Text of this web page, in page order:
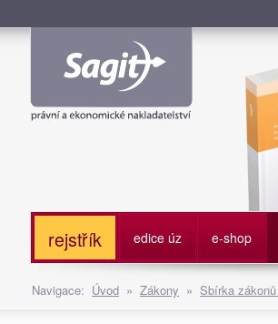
rejstřík edice úz e-shop
Navigace: Úvod » Zákony » Sbírka